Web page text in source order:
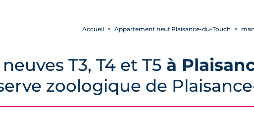
Accueil Appartement neuf Plaisance-du-Touch
T3, T4 et T5 à
zoologique de